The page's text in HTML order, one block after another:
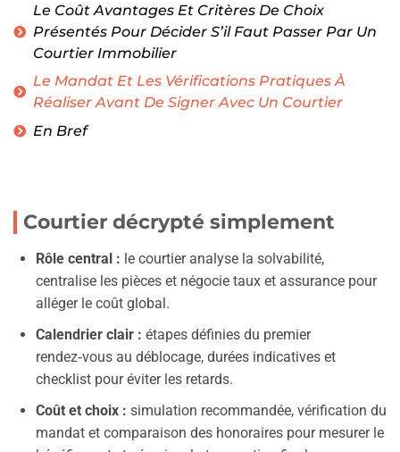
Le Coût Avantages Et Critères De Choix
Présentés Pour Décider S’il Faut Passer Par Un
Courtier Immobilier
Le Mandat Et Les Vérifications Pratiques À
Réaliser Avant De Signer Avec Un Courtier
En Bref
Courtier décrypté simplement
Rôle central : le courtier analyse la solvabilité,
centralise les pièces et négocie taux et assurance pour
alléger le coût global.
Calendrier clair : étapes définies du premier
rendez‑vous au déblocage, durées indicatives et
checklist pour éviter les retards.
Coût et choix : simulation recommandée, vérification du
mandat et comparaison des honoraires pour mesurer le